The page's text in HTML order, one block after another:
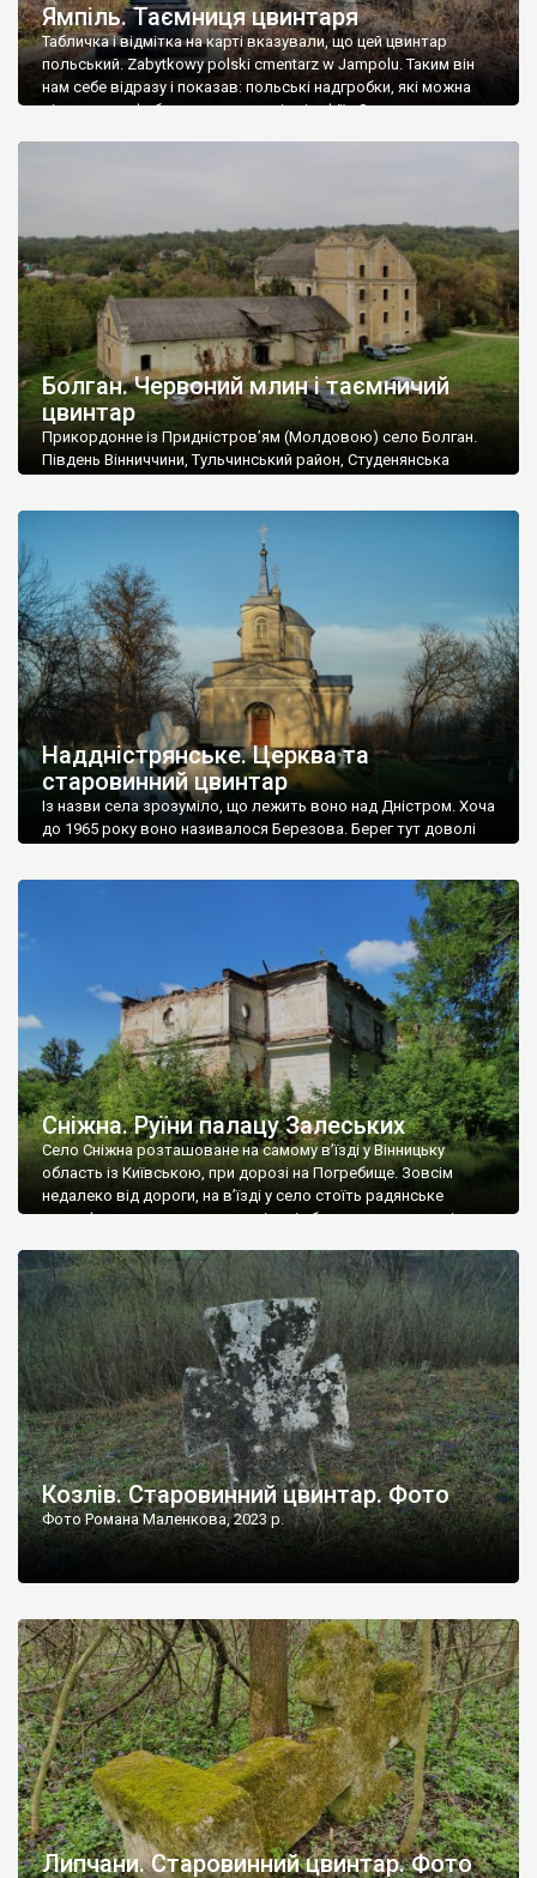
Ямпіль. Таємниця цвинтаря
Табличка і відмітка на карті вказували, що цей цвинтар
польський. Zabytkowy polski cmentarz w Jampolu. Таким він
нам себе відразу і показав: польські надгробки, які можна
віднести до фабричних, польські епітафії… Загалом цвинтар
Болган. Червоний млин і таємничий
цвинтар
Прикордонне із Придністров’ям (Молдовою) село Болган.
Південь Вінниччини, Тульчинський район, Студенянська
старовинний цвинтар із кам’яними хрестами. Всі епітафії, які
збереглися, написані кирилицею, церковнослов’янською
мовою. За всіма традиційними ознаками – цвинтар
український. Хрести датуються 19 століттям. У 1924-1940
роках Болган […]
Наддністрянське. Церква та
старовинний цвинтар
Із назви села зрозуміло, що лежить воно над Дністром. Хоча
до 1965 року воно називалося Березова. Берег тут доволі
Наддністрянське відрізняється від більшості навколишніх
сіл. У селі є мурована Михайлівська церква. Точної дати […]
Сніжна. Руїни палацу Залеських
Село Сніжна розташоване на самому в’їзді у Вінницьку
область із Київською, при дорозі на Погребище. Зовсім
недалеко від дороги, на в’їзді у село стоїть радянське
рельєфне пано, яке показує жінку і яблуню, а трохи далі, десь
не видно, але видно дві стареньких колії у траві – […]
Козлів. Старовинний цвинтар. Фото
Фото Романа Маленкова, 2023 р.
Липчани. Старовинний цвинтар. Фото